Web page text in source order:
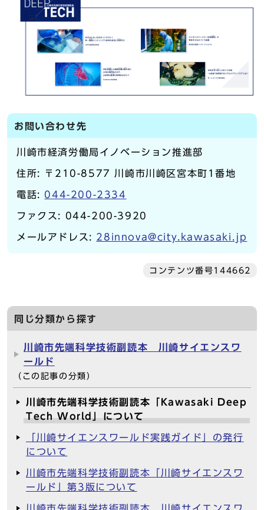
お問い合わせ先
川崎市経済労働局イノベーション推進部
住所: 〒210-8577 川崎市川崎区宮本町1番地
電話: 044-200-2334
ファクス: 044-200-3920
メールアドレス: 28innova@city.kawasaki.jp
コンテンツ番号144662
同じ分類から探す
川崎市先端科学技術副読本 川崎サイエンスワ
ールド
（この記事の分類）
川崎市先端科学技術副読本「Kawasaki Deep
Tech World」について
「川崎サイエンスワールド実践ガイド」の発行
について
川崎市先端科学技術副読本「川崎サイエンスワ
ールド」第3版について